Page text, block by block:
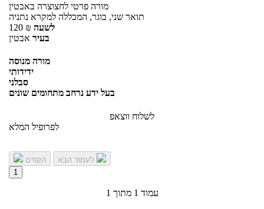
מורה פרטי לחצוצרה באבטין
תואר שני, בוגר, המכללה למקרא נתניה
120 ₪ לשעה
בעיר אבטין
מורה מנוסה
ידידותי
סבלני
בעל ידע נרחב מתחומים שונים
לשלוח ווצאפ
לפרופיל המלא
הקודם
1
עמוד 1 מתוך 1